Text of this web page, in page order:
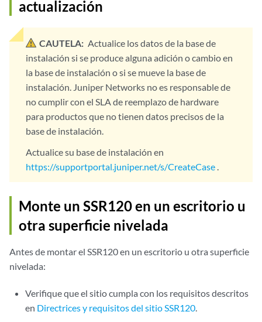
actualización
CAUTELA: Actualice los datos de la base de
instalación si se produce alguna adición o cambio en
la base de instalación o si se mueve la base de
instalación. Juniper Networks no es responsable de
no cumplir con el SLA de reemplazo de hardware
para productos que no tienen datos precisos de la
base de instalación.
Actualice su base de instalación en
https://supportportal.juniper.net/s/CreateCase .
Monte un SSR120 en un escritorio u
otra superficie nivelada
Antes de montar el SSR120 en un escritorio u otra superficie
nivelada:
Verifique que el sitio cumpla con los requisitos descritos
en Directrices y requisitos del sitio SSR120.